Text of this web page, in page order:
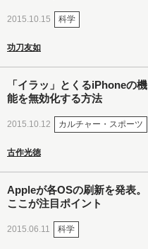
2015.10.15 科学
功刀友如
「イラッ」とくるiPhoneの機
能を無効化する方法
2015.10.12 カルチャー・スポーツ
古作光徳
Appleが各OSの刷新を発表。
ここが注目ポイント
2015.06.11 科学